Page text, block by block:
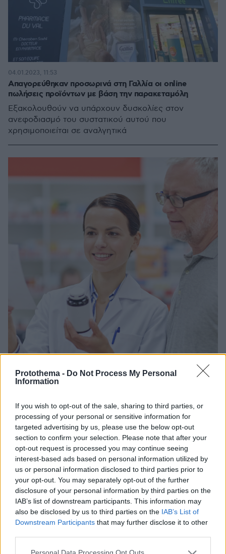
Protothema - Do Not Process My Personal
Information
If you wish to opt-out of the sale, sharing to third parties, or
processing of your personal or sensitive information for
targeted advertising by us, please use the below opt-out
section to confirm your selection. Please note that after your
opt-out request is processed you may continue seeing
interest-based ads based on personal information utilized by
us or personal information disclosed to third parties prior to
your opt-out. You may separately opt-out of the further
disclosure of your personal information by third parties on the
IAB’s list of downstream participants. This information may
also be disclosed by us to third parties on the IAB’s List of
Downstream Participants that may further disclose it to other
Please note that this website/app uses one or more Google
Απαγορεύθηκαν προσωρινά στη Γαλλία οι online
πωλήσεις προϊόντων με βάση την παρακεταμόλη
Εξακολουθούν να υπάρχουν δυσκολίες στον
ανεφοδιασμό του συστατικού αυτού που
χρησιμοποιείται σε αναλγητικά
04.01.2023, 11:53
Σύμφωνα με τα στοιχεία της εταιρείας IQVIA, το
12μηνο Οκτωβρίου 2021-Σεπτεμβρίου 2022 η αγορά
των Μη Συνταγογραφούμενων Φαρμάκων αλλά και
της κατηγορίας των παραφαρμακευτικών
διαμορφώθηκε στα 546 εκατ. ευρώ, αυξημένη κατά
13,5%
08.11.2022, 10:43